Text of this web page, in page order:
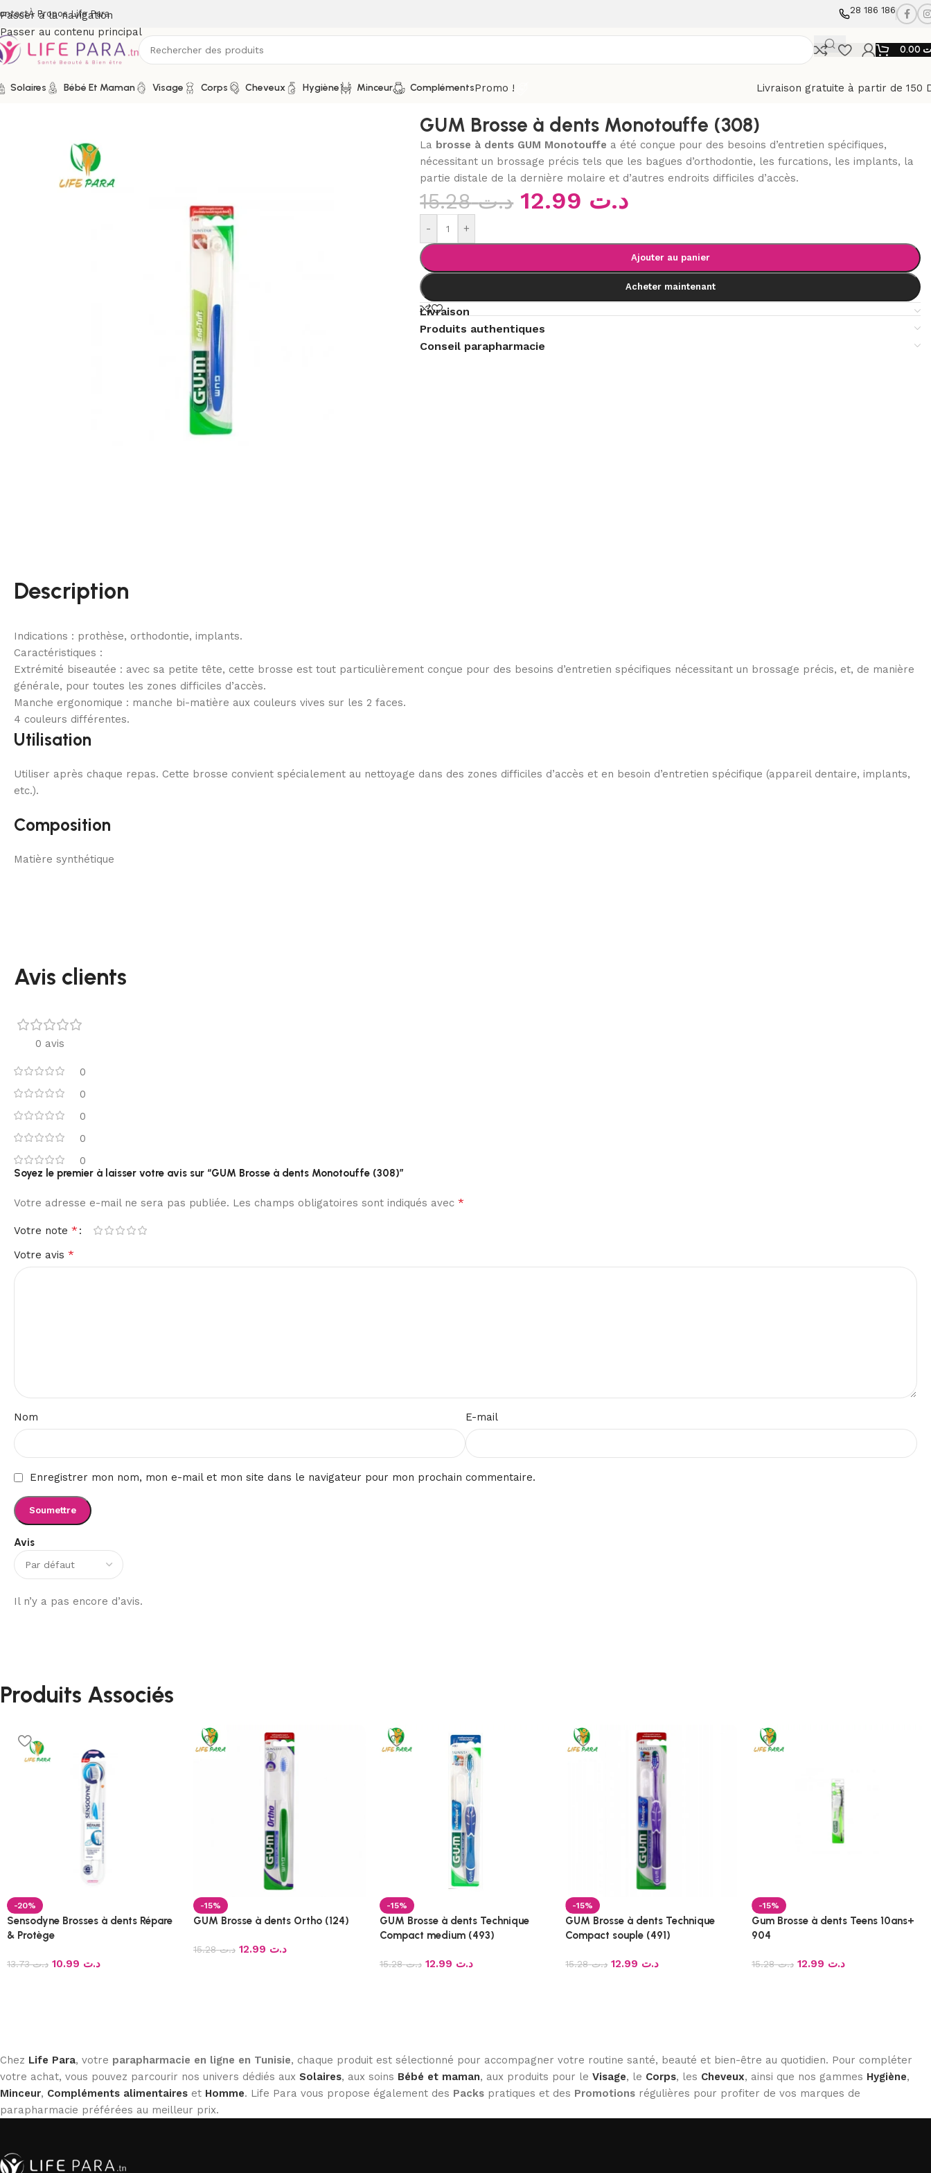
Passer à la navigation
Passer au contenu principal
À Propos Life Para 28 186 186
Solaires Bébé Et Maman Visage Corps Cheveux Hygiène Minceur ComplémentsPromo !
Livraison gratuite à partir de 150
/Boutique / Soins buccodentaires Brosses à dents / GUM Brosse à dents Monotouffe (308)
GUM Brosse à dents Monotouffe (308)
La brosse à dents GUM Monotouffe a été conçue pour des besoins d’entretien spécifiques,
nécessitant un brossage précis tels que les bagues d’orthodontie, les furcations, les implants, la
partie distale de la dernière molaire et d’autres endroits difficiles d’accès.
د.ت15.28 د.ت
- +
Ajouter au panier
Acheter maintenant
Livraison
Produits authentiques
Conseil parapharmacie
Description
Indications : prothèse, orthodontie, implants.
Caractéristiques :
Extrémité biseautée : avec sa petite tête, cette brosse est tout particulièrement conçue pour des besoins d’entretien spécifiques nécessitant un brossage précis, et, de manière
générale, pour toutes les zones difficiles d’accès.
Manche ergonomique : manche bi-matière aux couleurs vives sur les 2 faces.
4 couleurs différentes.
Utilisation
Utiliser après chaque repas. Cette brosse convient spécialement au nettoyage dans des zones difficiles d’accès et en besoin d’entretien spécifique (appareil dentaire, implants,
etc.).
Composition
Matière synthétique
Avis clients
0 avis
0
0
0
0
0
Avis
Il n’y a pas encore d’avis.
Soyez le premier à laisser votre avis sur “GUM Brosse à dents Monotouffe (308)”
Votre adresse e-mail ne sera pas publiée. Les champs obligatoires sont indiqués avec *
Votre note *
Votre avis *
Nom E-mail
Enregistrer mon nom, mon e-mail et mon site dans le navigateur pour mon prochain commentaire.
Produits Associés
-20%
Sensodyne Brosses à dents Répare
& Protège
د.ت13.73 د.ت
-15%
GUM Brosse à dents Ortho (124)
د.ت15.28 د.ت
-15%
GUM Brosse à dents Technique
Compact medium (493)
د.ت15.28 د.ت
-15%
GUM Brosse à dents Technique
Compact souple (491)
د.ت15.28 د.ت
-15%
Gum Brosse à dents Teens 10ans+
904
د.ت15.28 د.ت
Chez Life Para, votre parapharmacie en ligne en Tunisie, chaque produit est sélectionné pour accompagner votre routine santé, beauté et bien-être au quotidien. Pour compléter
votre achat, vous pouvez parcourir nos univers dédiés aux Solaires, aux soins Bébé et maman, aux produits pour le Visage, le Corps, les Cheveux, ainsi que nos gammes Hygiène,
Minceur, Compléments alimentaires et Homme. Life Para vous propose également des Packs pratiques et des Promotions régulières pour profiter de vos marques de
parapharmacie préférées au meilleur prix.